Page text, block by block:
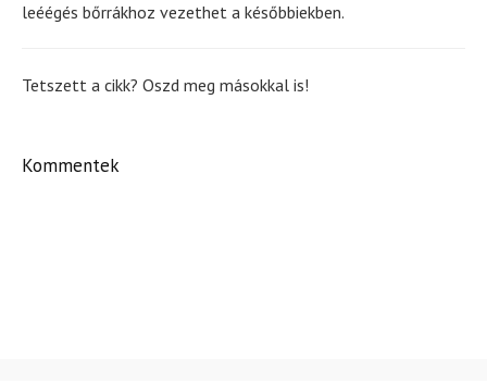
leéégés bőrrákhoz vezethet a későbbiekben.
Tetszett a cikk? Oszd meg másokkal is!
Kommentek